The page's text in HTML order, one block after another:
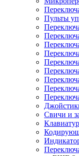
Пульты
Свичи и